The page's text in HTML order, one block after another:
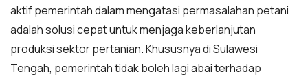
aktif pemerintah dalam mengatasi permasalahan petani
adalah solusi cepat untuk menjaga keberlanjutan
produksi sektor pertanian. Khususnya di Sulawesi
Tengah, pemerintah tidak boleh lagi abai terhadap